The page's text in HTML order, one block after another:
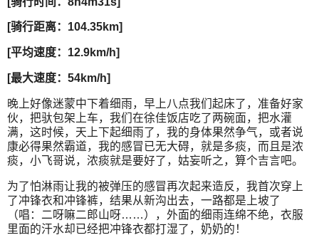
[骑行距离：104.35km]
[平均速度：12.9km/h]
[最大速度：54km/h]
晚上好像迷蒙中下着细雨，早上八点我们起床了，准备好家
伙，把驮包架上车，我们在徐佳饭店吃了两碗面，把水灌
满，这时候，天上下起细雨了，我的身体果然争气，或者说
康必得果然霸道，我的感冒已无大碍，就是多痰，而且是浓
痰，小飞哥说，浓痰就是要好了，姑妄听之，算个吉言吧。
为了怕淋雨让我的被弹压的感冒再次起来造反，我首次穿上
了冲锋衣和冲锋裤，结果从新沟出去，一路都是上坡了
（唱：二呀嘛二郎山呀……），外面的细雨连绵不绝，衣服
里面的汗水却已经把冲锋衣都打湿了，奶奶的！